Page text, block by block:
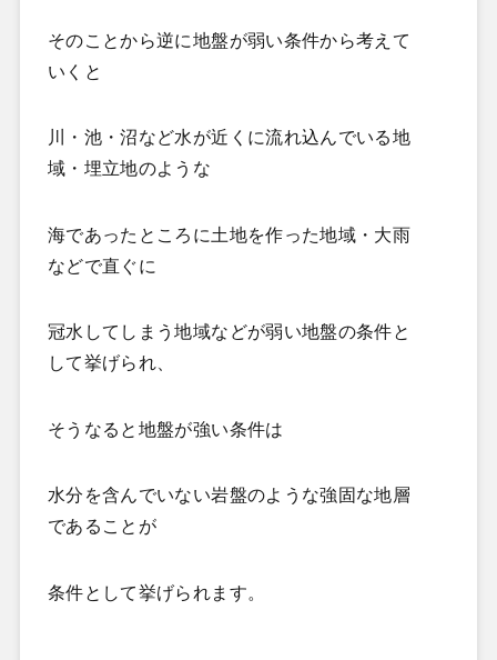
そのことから逆に地盤が弱い条件から考えて
いくと
川・池・沼など水が近くに流れ込んでいる地
域・埋立地のような
海であったところに土地を作った地域・大雨
などで直ぐに
冠水してしまう地域などが弱い地盤の条件と
して挙げられ、
そうなると地盤が強い条件は
水分を含んでいない岩盤のような強固な地層
であることが
条件として挙げられます。